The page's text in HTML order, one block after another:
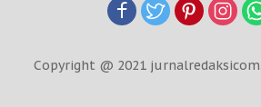
Copyright @ 2021